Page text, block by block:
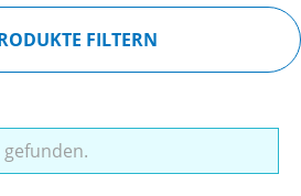
FILTERN